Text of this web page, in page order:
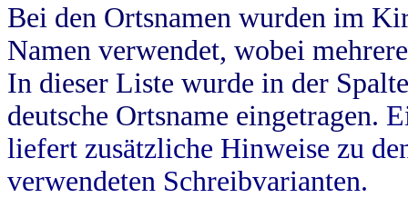
Bei den Ortsnamen wurden im
Namen verwendet, wobei
In dieser Liste wurde in der
deutsche Ortsname eingetragen.
liefert zusätzliche Hinweise zu
verwendeten Schreibvarianten.